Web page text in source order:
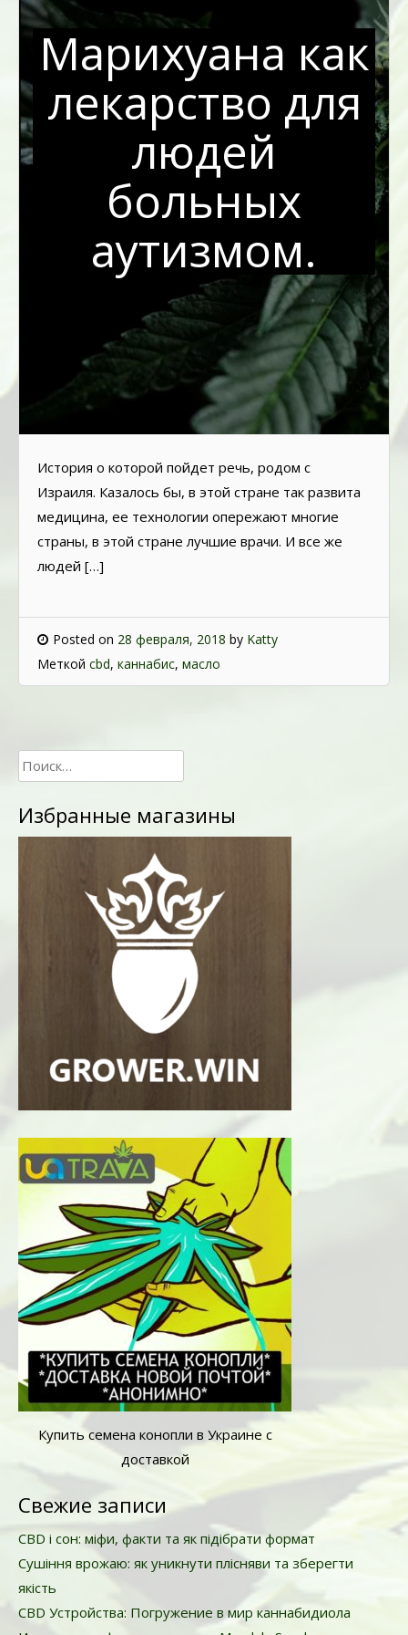
Марихуана как
лекарство для
людей
больных
аутизмом.
История о которой пойдет речь, родом с
Израиля. Казалось бы, в этой стране так развита
медицина, ее технологии опережают многие
страны, в этой стране лучшие врачи. И все же
людей […]
Posted on 28 февраля, 2018 by Katty
Меткой cbd, каннабис, масло
Найти:
Избранные магазины
Купить семена конопли в Украине с
доставкой
Свежие записи
CBD і сон: міфи, факти та як підібрати формат
Сушіння врожаю: як уникнути плісняви та зберегти
якість
CBD Устройства: Погружение в мир каннабидиола